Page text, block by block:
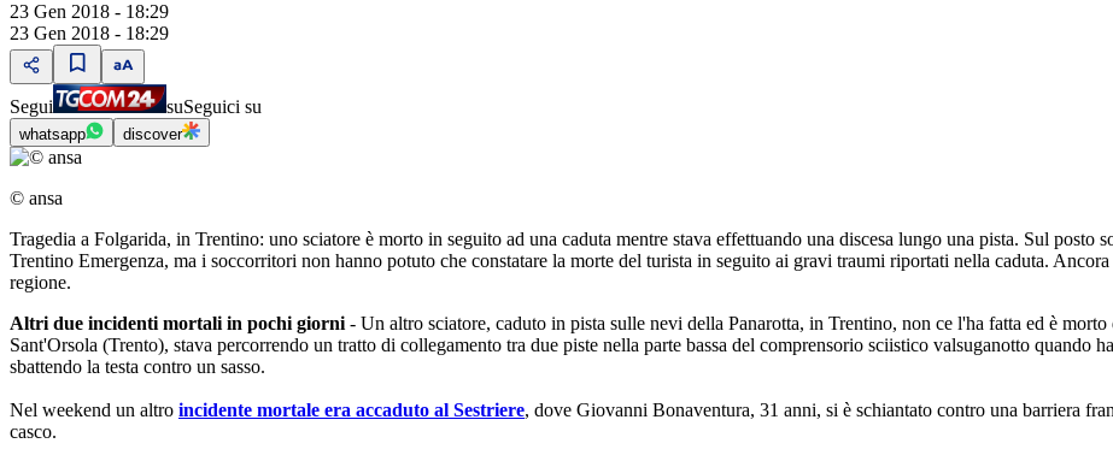
23 Gen 2018 - 18:29
23 Gen 2018 - 18:29
Segui suSeguici su
whatsapp discover
© ansa
Tragedia a Folgarida, in Trentino: uno sciatore è morto in seguito ad una caduta mentre stava effettuando una discesa lungo una pista. Sul
Trentino Emergenza, ma i soccorritori non hanno potuto che constatare la morte del turista in seguito ai gravi traumi riportati nella caduta.
regione.
Altri due incidenti mortali in pochi giorni - Un altro sciatore, caduto in pista sulle nevi della Panarotta, in Trentino, non ce l'ha fatta ed è
Sant'Orsola (Trento), stava percorrendo un tratto di collegamento tra due piste nella parte bassa del comprensorio sciistico valsuganotto quando
sbattendo la testa contro un sasso.
Nel weekend un altro incidente mortale era accaduto al Sestriere, dove Giovanni Bonaventura, 31 anni, si è schiantato contro una barriera
casco.